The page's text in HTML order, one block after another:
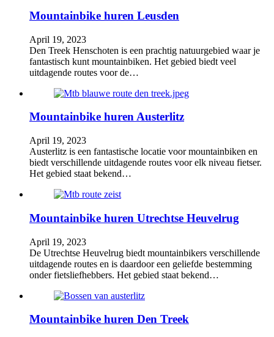
Mountainbike huren Leusden
April 19, 2023
Den Treek Henschoten is een prachtig natuurgebied waar je
fantastisch kunt mountainbiken. Het gebied biedt veel
uitdagende routes voor de…
Mountainbike huren Austerlitz
April 19, 2023
Austerlitz is een fantastische locatie voor mountainbiken en
biedt verschillende uitdagende routes voor elk niveau fietser.
Het gebied staat bekend…
Mountainbike huren Utrechtse Heuvelrug
April 19, 2023
De Utrechtse Heuvelrug biedt mountainbikers verschillende
uitdagende routes en is daardoor een geliefde bestemming
onder fietsliefhebbers. Het gebied staat bekend…
Mountainbike huren Den Treek